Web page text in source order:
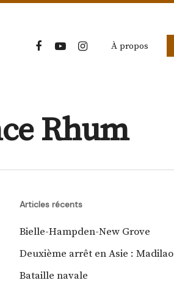
facebookyoutubeinstagramÀ propos
Rhum
Articles récents
Bielle-Hampden-New Grove
Deuxième arrêt en Asie : Madilao
Bataille navale